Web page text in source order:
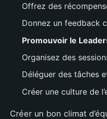
Offrez des
Donnez un feedback
Promouvoir le
Organisez des
Déléguer des tâches
Créer une culture de
Créer un bon climat